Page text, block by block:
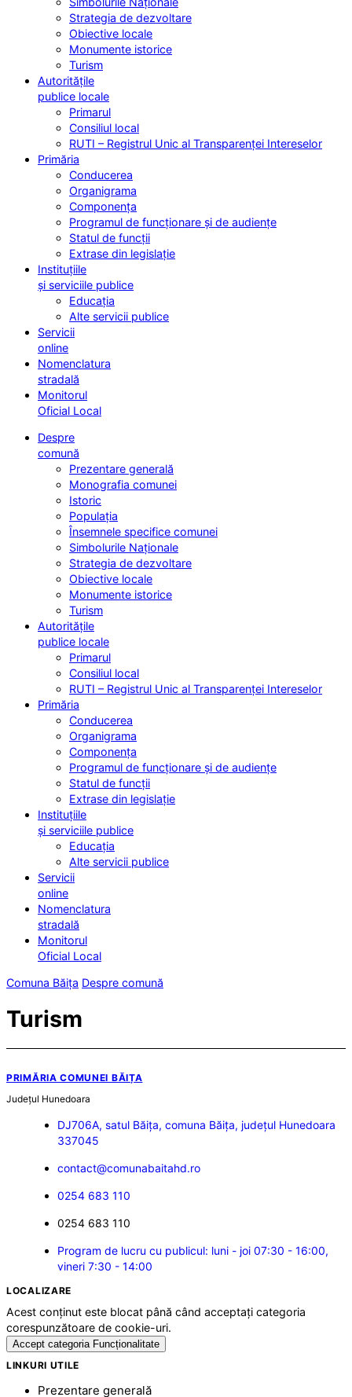
Strategia de dezvoltare
Obiective locale
Monumente istorice
Turism
Autoritățile
publice locale
Primarul
Consiliul local
RUTI – Registrul Unic al Transparenței Intereselor
Primăria
Conducerea
Organigrama
Componența
Programul de funcționare și de audiențe
Statul de funcții
Extrase din legislație
Instituțiile
și serviciile publice
Educația
Alte servicii publice
Servicii
online
Nomenclatura
stradală
Monitorul
Oficial Local
Despre
comună
Prezentare generală
Monografia comunei
Istoric
Populația
Însemnele specifice comunei
Simbolurile Naționale
Strategia de dezvoltare
Obiective locale
Monumente istorice
Turism
Autoritățile
publice locale
Primarul
Consiliul local
RUTI – Registrul Unic al Transparenței Intereselor
Primăria
Conducerea
Organigrama
Componența
Programul de funcționare și de audiențe
Statul de funcții
Extrase din legislație
Instituțiile
și serviciile publice
Educația
Alte servicii publice
Servicii
online
Nomenclatura
stradală
Monitorul
Oficial Local
Comuna Băița Despre comună
Turism
PRIMĂRIA COMUNEI BĂIȚA
Județul Hunedoara
DJ706A, satul Băița, comuna Băița, județul Hunedoara
337045
contact@comunabaitahd.ro
0254 683 110
0254 683 110
Program de lucru cu publicul: luni - joi 07:30 - 16:00,
vineri 7:30 - 14:00
LOCALIZARE
Acest conținut este blocat până când acceptați categoria
corespunzătoare de cookie-uri.
Accept categoria Funcționalitate
LINKURI UTILE
Prezentare generală